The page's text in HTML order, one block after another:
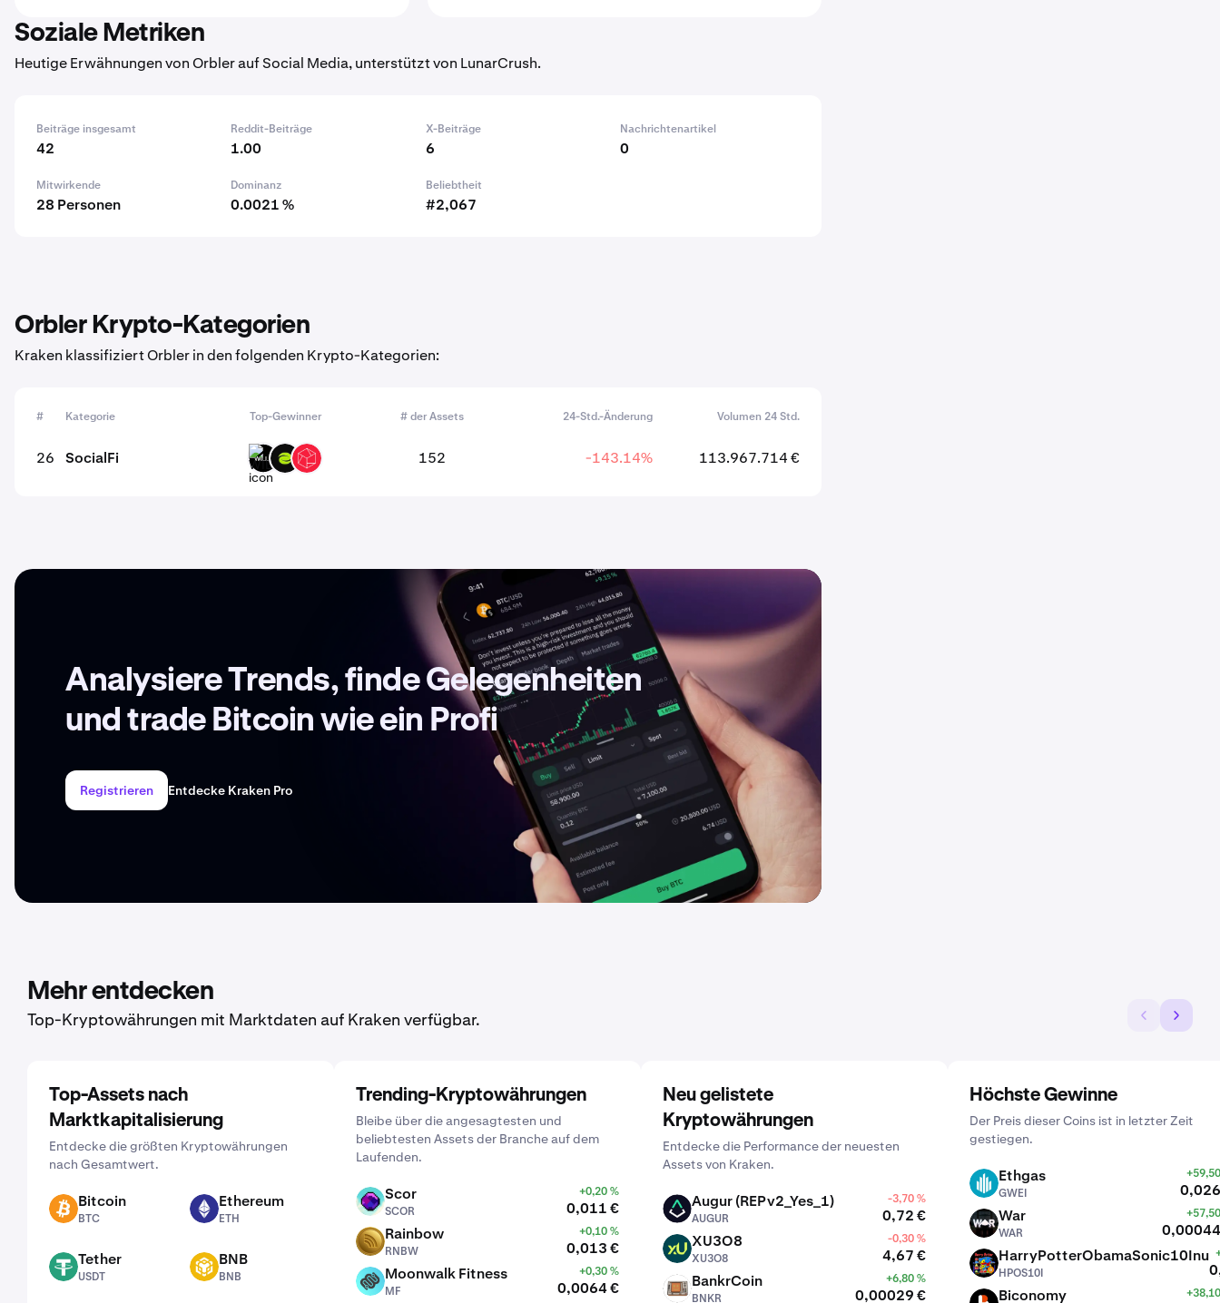
Soziale Metriken
Heutige Erwähnungen von Orbler auf Social Media, unterstützt von LunarCrush.
Beiträge insgesamt
42
Reddit-Beiträge
1.00
X-Beiträge
6
Nachrichtenartikel
0
Mitwirkende
28 Personen
Dominanz
0.0021 %
Beliebtheit
#2,067
Orbler Krypto-Kategorien
Kraken klassifiziert Orbler in den folgenden Krypto-Kategorien:
# Kategorie Top-Gewinner # der Assets 24-Std.-Änderung Volumen 24 Std.
26 SocialFi WILLU ESE SAITO 152 -143.14% 113.967.714 €
Analysiere Trends, finde Gelegenheiten
und trade Bitcoin wie ein Profi
Registrieren Entdecke Kraken Pro
Mehr entdecken
Top-Kryptowährungen mit Marktdaten auf Kraken verfügbar.
Top-Assets nach
Marktkapitalisierung
Entdecke die größten Kryptowährungen
nach Gesamtwert.
BTC Bitcoin
BTC
ETH Ethereum
ETH
USDT Tether
USDT
BNB BNB
BNB
Trending-Kryptowährungen
Bleibe über die angesagtesten und
beliebtesten Assets der Branche auf dem
Laufenden.
SCOR Scor
SCOR
+0,20 %
0,011 €
RNBW Rainbow
RNBW
+0,10 %
0,013 €
MF Moonwalk Fitness
MF
+0,30 %
0,0064 €
Neu gelistete
Kryptowährungen
Entdecke die Performance der neuesten
Assets von Kraken.
AUGUR Augur (REPv2_Yes_1)
AUGUR
-3,70 %
0,72 €
XU3O8 XU3O8
XU3O8
-0,30 %
4,67 €
BNKR BankrCoin
BNKR
+6,80 %
0,00029 €
Höchste Gewinne
Der Preis dieser Coins ist in letzter Zeit
gestiegen.
GWEI Ethgas
GWEI
WAR War
WAR
HPOS10I HarryPotterObamaSonic10Inu
HPOS10I
Biconomy